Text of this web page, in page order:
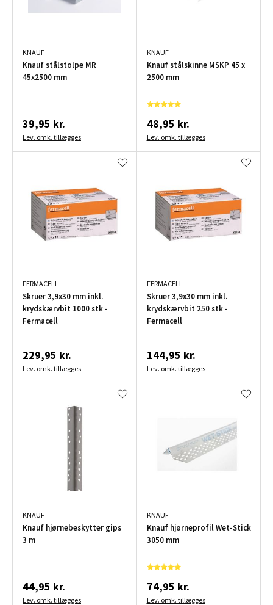
KNAUF
Knauf stålstolpe MR
45x2500 mm
39,95 kr.
Lev. omk. tillægges
KNAUF
Knauf stålskinne MSKP 45 x
2500 mm
48,95 kr.
Lev. omk. tillægges
FERMACELL
Skruer 3,9x30 mm inkl.
krydskærvbit 1000 stk -
Fermacell
229,95 kr.
Lev. omk. tillægges
FERMACELL
Skruer 3,9x30 mm inkl.
krydskærvbit 250 stk -
Fermacell
144,95 kr.
Lev. omk. tillægges
KNAUF
Knauf hjørnebeskytter gips
3 m
44,95 kr.
Lev. omk. tillægges
KNAUF
Knauf hjørneprofil Wet-Stick
3050 mm
74,95 kr.
Lev. omk. tillægges